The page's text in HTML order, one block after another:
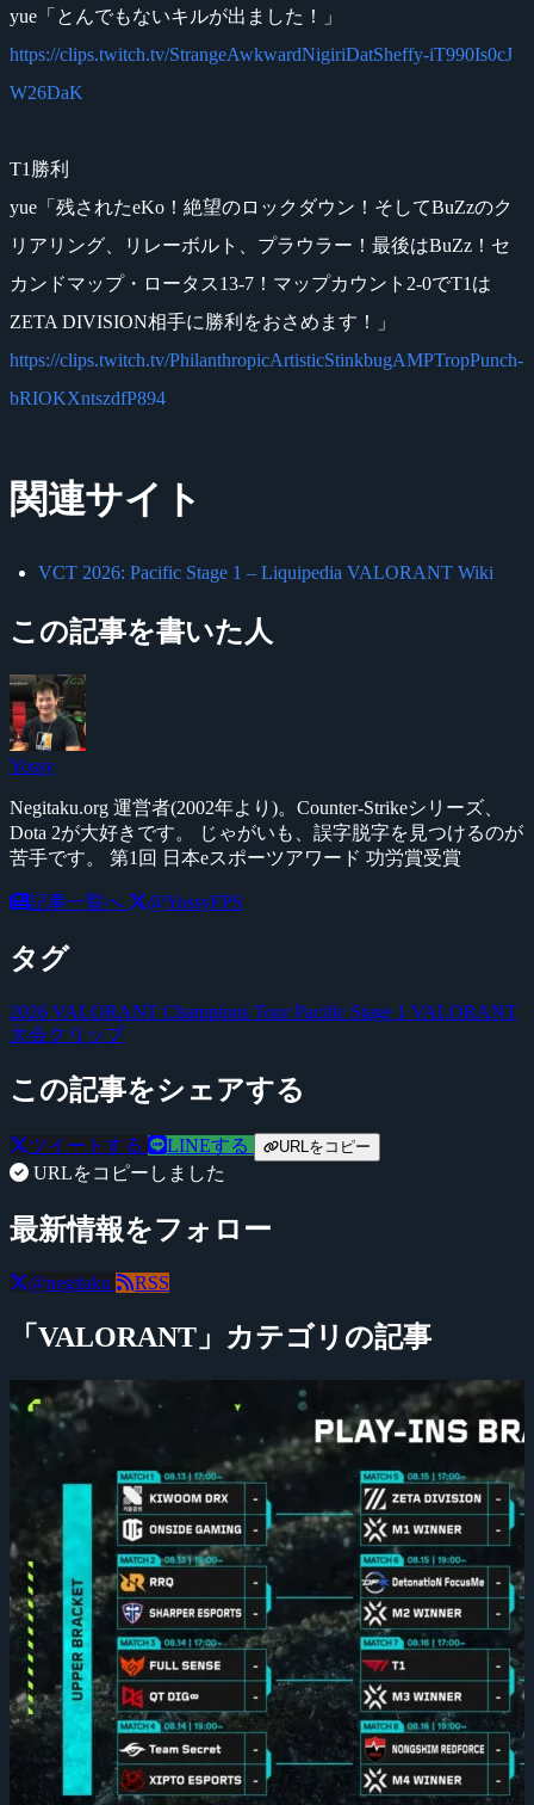
yue「とんでもないキルが出ました！」
https://clips.twitch.tv/StrangeAwkwardNigiriDatSheffy-iT990Is0cJ
W26DaK
T1勝利
yue「残されたeKo！絶望のロックダウン！そしてBuZzのク
リアリング、リレーボルト、プラウラー！最後はBuZz！セ
カンドマップ・ロータス13-7！マップカウント2-0でT1は
ZETA DIVISION相手に勝利をおさめます！」
https://clips.twitch.tv/PhilanthropicArtisticStinkbugAMPTropPunch-
bRIOKXntszdfP894
関連サイト
VCT 2026: Pacific Stage 1 – Liquipedia VALORANT Wiki
この記事を書いた人
Yossy
Negitaku.org 運営者(2002年より)。Counter-Strikeシリーズ、
Dota 2が大好きです。 じゃがいも、誤字脱字を見つけるのが
苦手です。 第1回 日本eスポーツアワード 功労賞受賞
記事一覧へ @YossyFPS
タグ
2026 VALORANT Champions Tour Pacific Stage 1 VALORANT
大会クリップ
この記事をシェアする
ツイートする LINEする URLをコピー
URLをコピーしました
最新情報をフォロー
@negitaku RSS
「VALORANT」カテゴリの記事